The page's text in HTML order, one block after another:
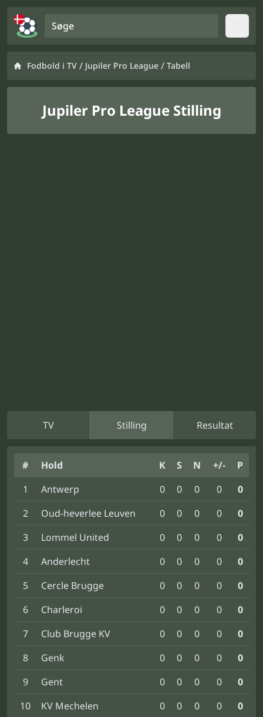
Fodbold i TV / Jupiler Pro League / Tabell
Jupiler Pro League Stilling
TV Stilling Resultat
# Hold K S N +/-
P
1
Antwerp 0 0 0 0
0
2
Oud-heverlee Leuven 0 0 0 0
0
3
Lommel United 0 0 0 0
0
4
Anderlecht 0 0 0 0
0
5
Cercle Brugge 0 0 0 0
0
6
Charleroi 0 0 0 0
0
7
Club Brugge KV 0 0 0 0
0
8
Genk 0 0 0 0
0
9
Gent 0 0 0 0
0
10
KV Mechelen 0 0 0 0
0